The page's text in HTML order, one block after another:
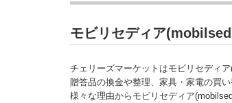
モビリセディア
チェリーズマーケットはモビリセディ
贈答品の換金や整理、家具・家電の買
様々な理由からモビリセディア